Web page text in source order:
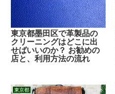
東京都墨田区で革製品の
クリーニングはどこに出
せばいいのか？ お勧めの
店と、利用方法の流れ
東京都